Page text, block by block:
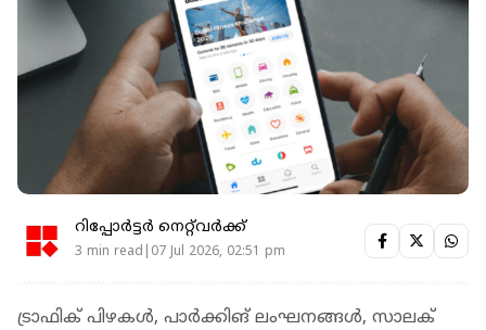
റിപ്പോർട്ടർ നെറ്റ്‌വര്‍ക്ക്‌
3 min read|07 Jul 2026, 02:51 pm
ട്രാഫിക് പിഴകൾ, പാർക്കിങ് ലംഘനങ്ങൾ, സാലക്